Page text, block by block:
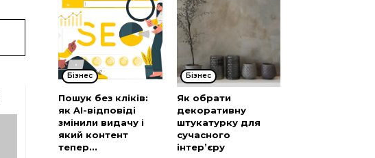
Бізнес
Пошук без кліків:
як AI-відповіді
змінили видачу і
який контент
тепер...
Бізнес
Як обрати
декоративну
штукатурку для
сучасного
інтер’єру